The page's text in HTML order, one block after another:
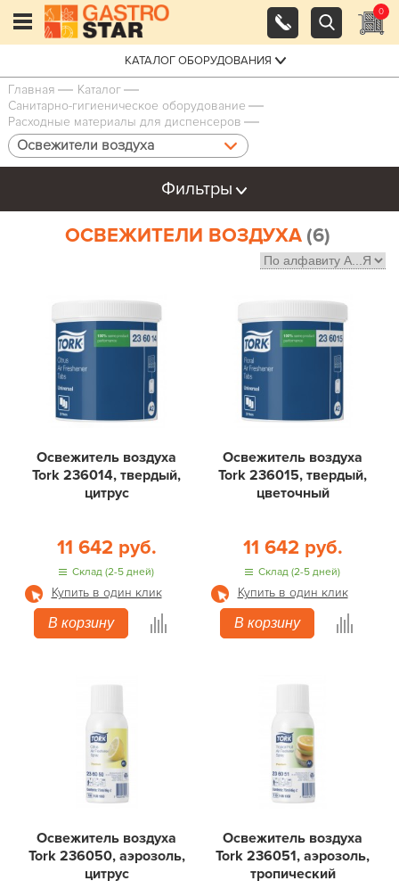
0
КАТАЛОГ ОБОРУДОВАНИЯ
Главная
Каталог
Санитарно-гигиеническое оборудование
Расходные материалы для диспенсеров
Освежители воздуха
Фильтры
ОСВЕЖИТЕЛИ ВОЗДУХА (6)
Освежитель воздуха
Tork 236014, твердый,
цитрус
11 642 руб.
Склад (2-5 дней)
Купить в один клик
В корзину
Освежитель воздуха
Tork 236015, твердый,
цветочный
11 642 руб.
Склад (2-5 дней)
Купить в один клик
В корзину
Освежитель воздуха
Tork 236050, аэрозоль,
цитрус
Освежитель воздуха
Tork 236051, аэрозоль,
тропический